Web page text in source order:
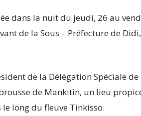
dans la nuit du jeudi, 26 au
de la Sous – Préfecture de
de la Délégation Spéciale
de Mankitin, un lieu
long du fleuve Tinkisso.